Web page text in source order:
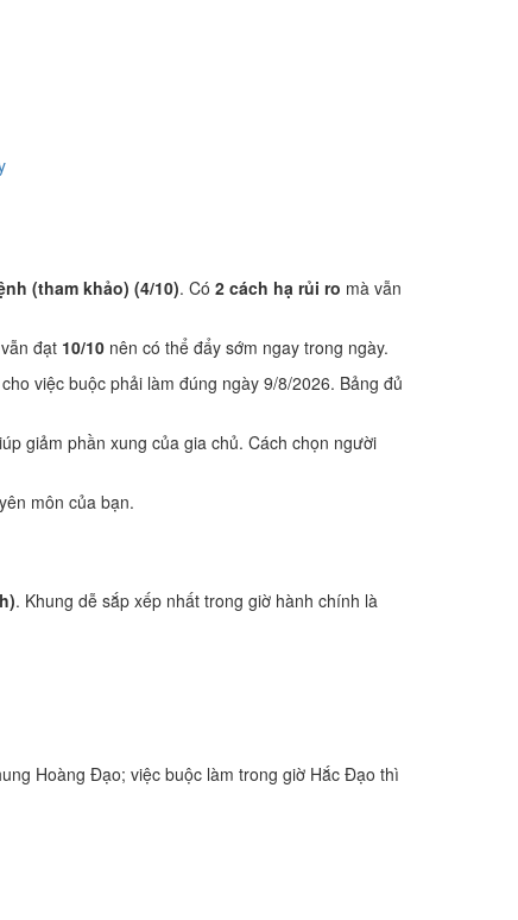
(tham khảo) (4/10). Có 2 cách hạ rủi ro mà vẫn
vẫn đạt 10/10 nên có thể đẩy sớm ngay trong ngày.
việc buộc phải làm đúng ngày 9/8/2026. Bảng đủ
giảm phần xung của gia chủ. Cách chọn người
môn của bạn.
. Khung dễ sắp xếp nhất trong giờ hành chính là
Hoàng Đạo; việc buộc làm trong giờ Hắc Đạo thì